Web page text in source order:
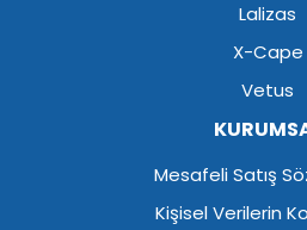
Lalizas
X-Cape
Vetus
Mesafeli Satış
Kişisel Verilerin